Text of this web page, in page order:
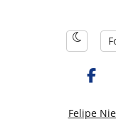
Felipe